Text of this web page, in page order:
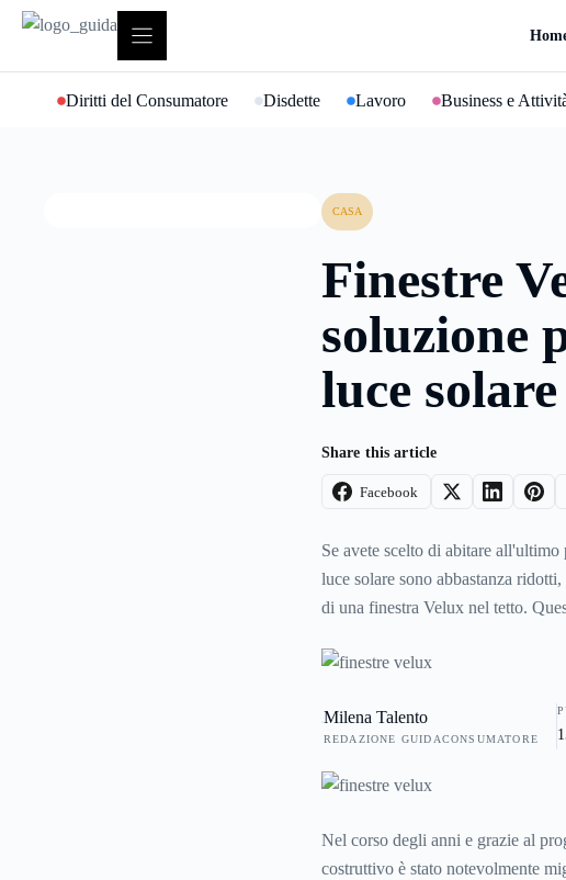
contenuto
Diritti del Consumatore Disdette Lavoro Business e
CASA
Finestre
soluzione
luce solare
Share this article
Facebook
Se avete scelto di abitare
luce solare sono abbastanza
di una finestra Velux nel tetto.
l'ingresso di aria e di luce in quei
Milena Talento
REDAZIONE GUIDACONSUMATORE
Nel corso degli anni e grazie al
costruttivo è stato notevolmente